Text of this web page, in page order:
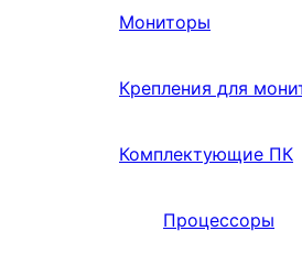
Мониторы
Крепления для
Комплектующие ПК
Процессоры